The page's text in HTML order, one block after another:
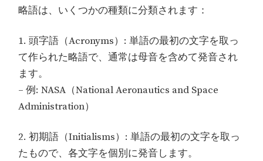
略語は、いくつかの種類に分類されます：
1. 頭字語（Acronyms）: 単語の最初の文字を取っ
て作られた略語で、通常は母音を含めて発音され
ます。
– 例: NASA（National Aeronautics and Space
Administration）
2. 初期語（Initialisms）: 単語の最初の文字を取っ
たもので、各文字を個別に発音します。